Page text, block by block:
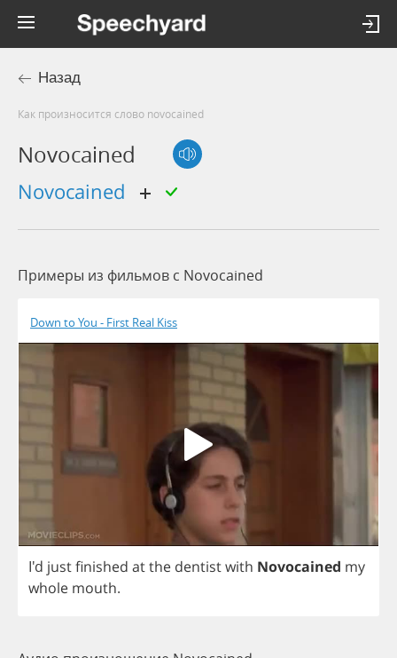
Назад
Как произносится слово novocained
Novocained
novocained
Примеры из фильмов c Novocained
Down to You - First Real Kiss
I'd justfinished atthe dentistwith Novocained my
whole mouth.